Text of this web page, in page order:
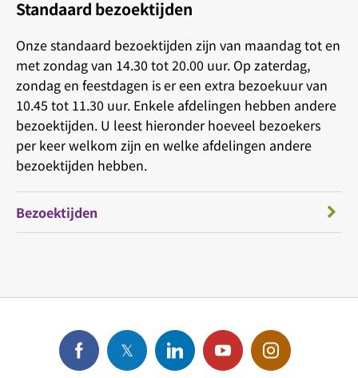
Standaard bezoektijden
Onze standaard bezoektijden zijn van maandag tot en
met zondag van 14.30 tot 20.00 uur. Op zaterdag,
zondag en feestdagen is er een extra bezoekuur van
10.45 tot 11.30 uur. Enkele afdelingen hebben andere
bezoektijden. U leest hieronder hoeveel bezoekers
per keer welkom zijn en welke afdelingen andere
bezoektijden hebben.
Bezoektijden